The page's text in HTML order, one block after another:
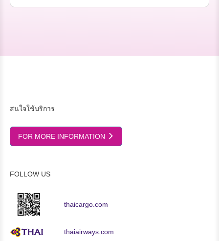
สนใจใช้บริการ
FOR MORE INFORMATION
FOLLOW US
thaicargo.com
thaiairways.com